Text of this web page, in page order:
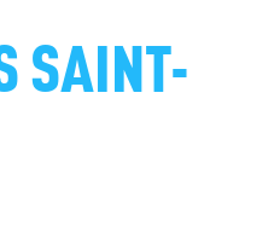
SAINT-